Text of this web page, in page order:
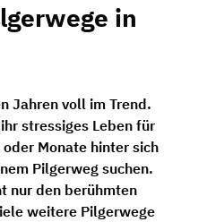
in
Jahren voll im Trend.
stressiges Leben für
Monate hinter sich
Pilgerweg suchen.
nur den berühmten
weitere Pilgerwege